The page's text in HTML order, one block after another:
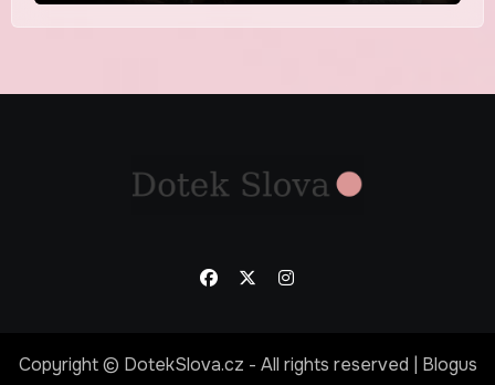
Copyright © DotekSlova.cz - All rights reserved | Blogus